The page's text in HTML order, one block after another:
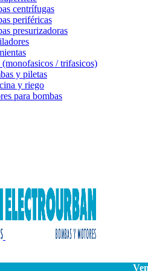
centrífugas
periféricas
presurizadoras
/ trifasicos)
y piletas
y riego
para bombas